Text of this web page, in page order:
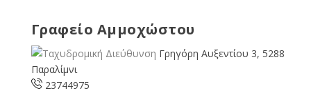
Γραφείο Αμμοχώστου
Γρηγόρη Αυξεντίου 3, 5288
Παραλίμνι
23744975